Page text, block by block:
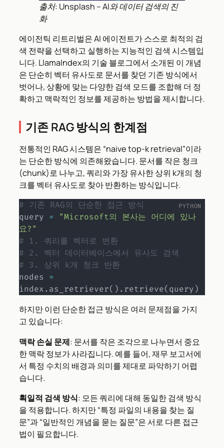
출처: Unsplash – AI와 데이터 검색의 진
화
에이전틱 리트리벌은 AI 에이전트가 스스로 최적의 검
색 전략을 선택하고 실행하는 지능적인 검색 시스템입
니다. LlamaIndex의 기술 블로그에서 소개된 이 개념
은 단순히 벡터 유사도로 문서를 찾던 기존 방식에서
벗어나, 상황에 맞는 다양한 검색 모드를 조합해 더 정
확하고 맥락적인 정보를 제공하는 방법을 제시합니다.
기존 RAG 방식의 한계점
전통적인 RAG 시스템은 “naive top-k retrieval”이라
는 단순한 방식에 의존해왔습니다. 문서를 작은 청크
(chunk)로 나누고, 쿼리와 가장 유사한 상위 k개의 청
크를 벡터 유사도로 찾아 반환하는 방식입니다.
# 기존 RAG의 단순한 접근 방식
query =
"Microsoft의 본사는 어디에 있나
요?"
# 1. 쿼리를 벡터로 변환
# 2. 벡터 데이터베이스에서 유사도 검색
# 3. 상위 k개 청크 반환
nodes =
index. as_retriever( ) . retrieve(query)
하지만 이런 단순한 접근 방식은 여러 문제점을 가지
고 있습니다:
맥락 손실 문제: 문서를 작은 조각으로 나누면서 중요
한 맥락 정보가 사라집니다. 예를 들어, 재무 보고서에
서 특정 수치의 배경과 의미를 제대로 파악하기 어렵
습니다.
획일적 검색 방식: 모든 쿼리에 대해 동일한 검색 방식
을 적용합니다. 하지만 “특정 파일의 내용을 찾는 질
문”과 “일반적인 개념을 묻는 질문”은 서로 다른 접근
법이 필요합니다.